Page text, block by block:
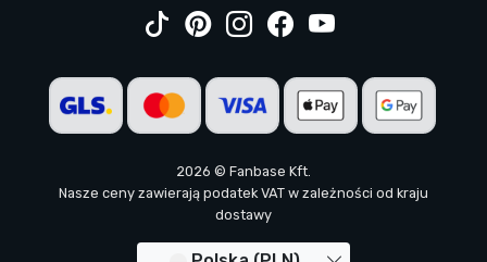
2026 © Fanbase Kft.
Nasze ceny zawierają podatek VAT w zależności od kraju
dostawy